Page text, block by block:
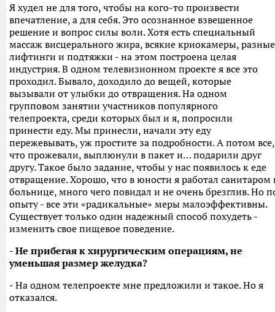
Я худел не для того, чтобы на кого-то произвести
впечатление, а для себя. Это осознанное взвешенное
решение и вопрос силы воли. Хотя есть специальный
массаж висцерального жира, всякие криокамеры, разные
лифтинги и подтяжки - на этом построена целая
индустрия. В одном телевизионном проекте я все это
проходил. Бывало, доходило до вещей, которые
вызывали от улыбки до отвращения. На одном
групповом занятии участников популярного
телепроекта, среди которых был и я, попросили
принести еду. Мы принесли, начали эту еду
пережевывать, уж простите за подробности. А потом все,
что прожевали, выплюнули в пакет и… подарили друг
другу. Такое было задание, чтобы у нас появилось к еде
отвращение. Хорошо, что в юности я работал санитаром
больнице, много чего повидал и не очень брезглив. Но
опыту - все эти «радикальные» меры малоэффективны.
Существует только один надежный способ похудеть -
изменить свое пищевое поведение.
- Не прибегая к хирургическим операциям, не
уменьшая размер желудка?
- На одном телепроекте мне предложили и такое. Но я
отказался.